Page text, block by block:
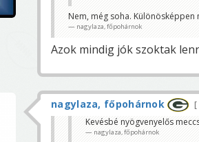
Nem, még soha. Különösképpen
nagylaza, főpohárnok
Azok mindig jók szoktak
nagylaza, főpohárnok
Kevésbé nyögvenyelős
nagylaza, főpohárnok